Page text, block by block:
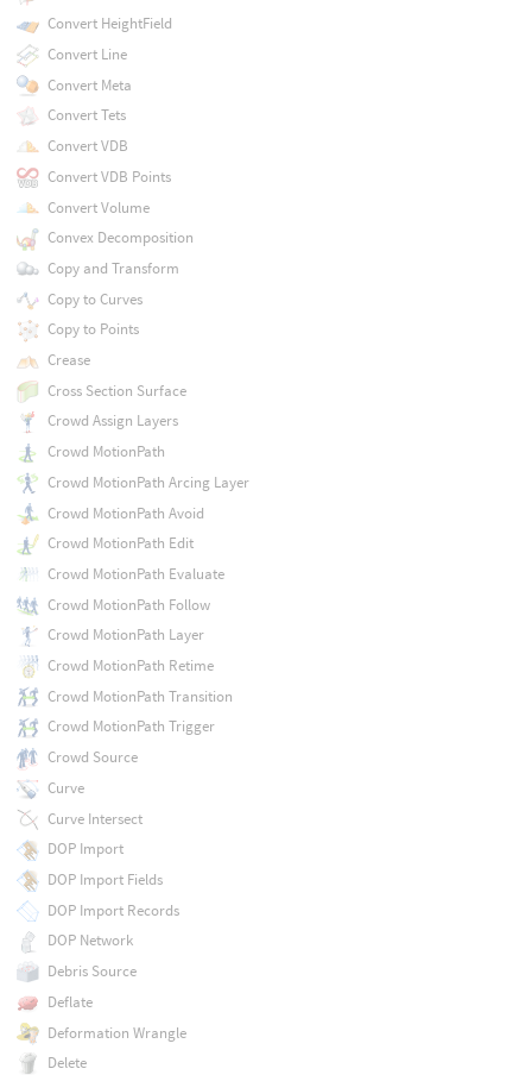
Convert HeightField
Convert Line
Convert Meta
Convert Tets
Convert VDB
Convert VDB Points
Convert Volume
Convex Decomposition
Copy and Transform
Copy to Curves
Copy to Points
Crease
Cross Section Surface
Crowd Assign Layers
Crowd MotionPath
Crowd MotionPath Arcing Layer
Crowd MotionPath Avoid
Crowd MotionPath Edit
Crowd MotionPath Evaluate
Crowd MotionPath Follow
Crowd MotionPath Layer
Crowd MotionPath Retime
Crowd MotionPath Transition
Crowd MotionPath Trigger
Crowd Source
Curve
Curve Intersect
DOP Import
DOP Import Fields
DOP Import Records
DOP Network
Debris Source
Deflate
Deformation Wrangle
Delete